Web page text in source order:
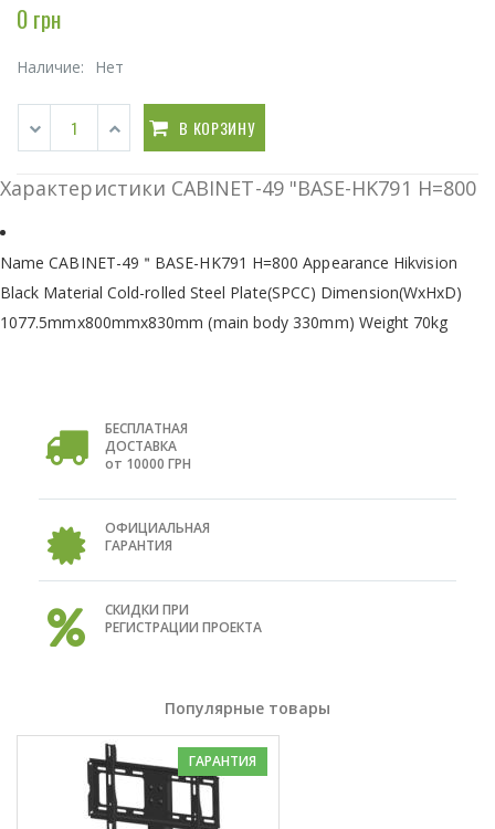
0 грн
Наличие: Нет
В КОРЗИНУ
Характеристики CABINET-49 "BASE-HK791 H=800
Name CABINET-49＂BASE-HK791 H=800 Appearance Hikvision
Black Material Cold-rolled Steel Plate(SPCC) Dimension(WxHxD)
1077.5mmx800mmx830mm (main body 330mm) Weight 70kg
БЕСПЛАТНАЯ
ДОСТАВКА
от 10000 ГРН
ОФИЦИАЛЬНАЯ
ГАРАНТИЯ
СКИДКИ ПРИ
РЕГИСТРАЦИИ ПРОЕКТА
Популярные товары
ГАРАНТИЯ